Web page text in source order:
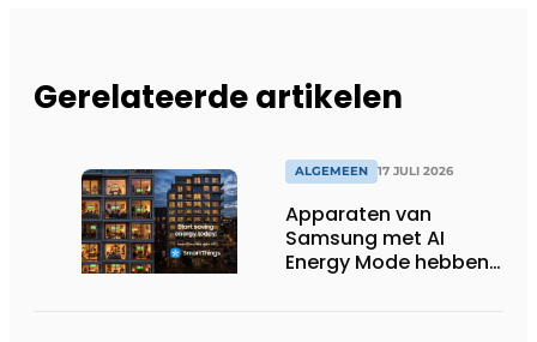
Gerelateerde artikelen
ALGEMEEN 17 JULI 2026
Apparaten van
Samsung met AI
Energy Mode hebben